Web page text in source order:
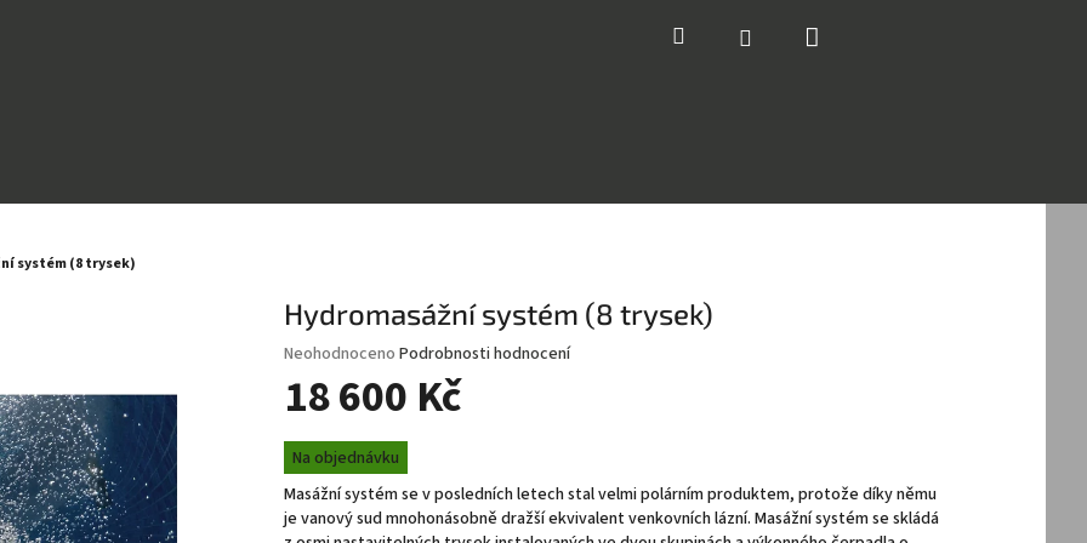
Hledat Přihlášení
systém (8 trysek)
Hydromasážní systém (8 trysek)
Průměrné
produktu
0,0
z
5
hvězdiček.
Neohodnoceno Podrobnosti hodnocení
18 600 Kč
Měrná
cena:
Na objednávku
Masážní systém se v posledních letech stal velmi polárním produktem, protože díky němu
je vanový sud mnohonásobně dražší ekvivalent venkovních lázní. Masážní systém se skládá